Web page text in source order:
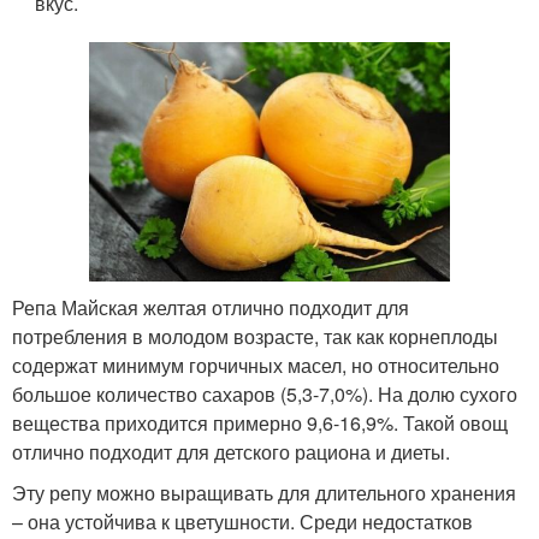
Репа Майская желтая отлично подходит для
потребления в молодом возрасте, так как корнеплоды
содержат минимум горчичных масел, но относительно
большое количество сахаров (5,3-7,0%). На долю сухого
вещества приходится примерно 9,6-16,9%. Такой овощ
отлично подходит для детского рациона и диеты.
Эту репу можно выращивать для длительного хранения
– она устойчива к цветушности. Среди недостатков